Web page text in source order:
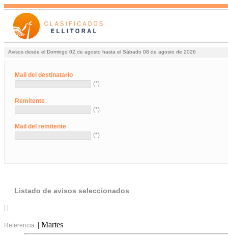
Avisos desde el Domingo 02 de agosto hasta el Sábado 08 de agosto de 2026
Mail del destinatario
(*)
Remitente
(*)
Mail del remitente
(*)
Listado de avisos seleccionados
Referencia: | Martes